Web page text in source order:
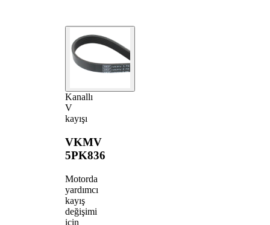
Kanallı
V
kayışı
VKMV
5PK836
Motorda
yardımcı
kayış
değişimi
için